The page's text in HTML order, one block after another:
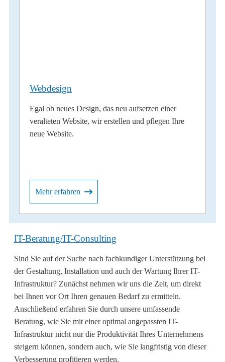
Webdesign
Egal ob neues Design, das neu aufsetzen einer
veralteten Website, wir erstellen und pflegen Ihre
neue Website.
Mehr erfahren
IT-Beratung/IT-Consulting
Sind Sie auf der Suche nach fachkundiger Unterstützung bei
der Gestaltung, Installation und auch der Wartung Ihrer IT-
Infrastruktur? Zunächst nehmen wir uns die Zeit, um direkt
bei Ihnen vor Ort Ihren genauen Bedarf zu ermitteln.
Anschließend erfahren Sie durch unsere umfassende
Beratung, wie Sie mit einer optimal angepassten IT-
Infrastruktur nicht nur die Produktivität Ihres Unternehmens
steigern können, sondern auch, wie Sie langfristig von dieser
Verbesserung profitieren werden.